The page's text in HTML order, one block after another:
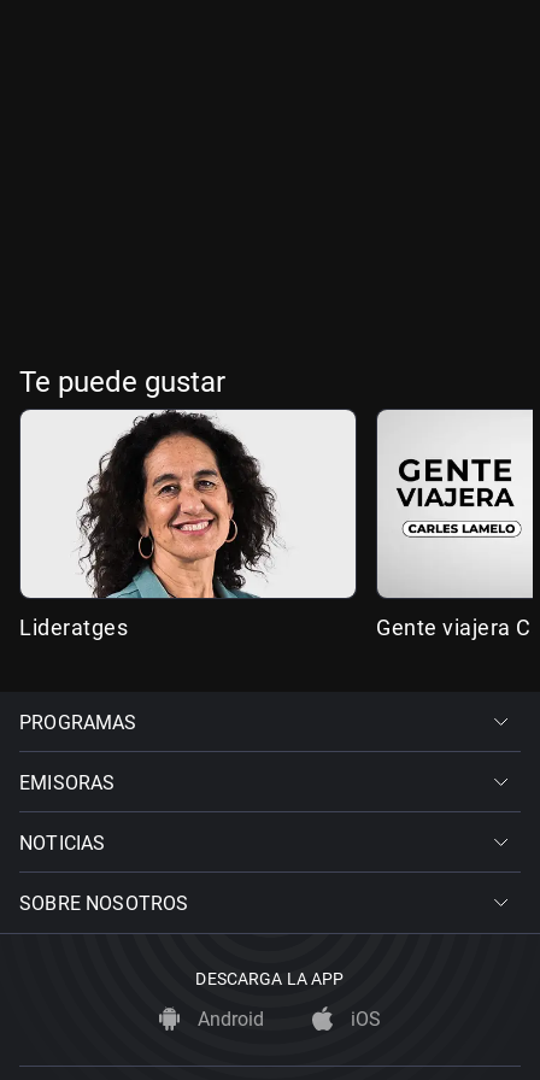
Te puede gustar
Lideratges Gente viajera
PROGRAMAS
EMISORAS
NOTICIAS
SOBRE NOSOTROS
DESCARGA LA APP
Android iOS